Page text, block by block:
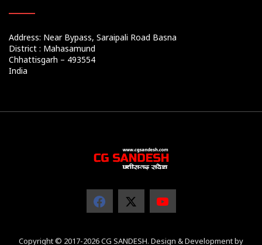
Address: Near Bypass, Saraipali Road Basna
District : Mahasamund
Chhattisgarh – 493554
India
Copyright © 2017-2026 CG SANDESH. Design & Development by